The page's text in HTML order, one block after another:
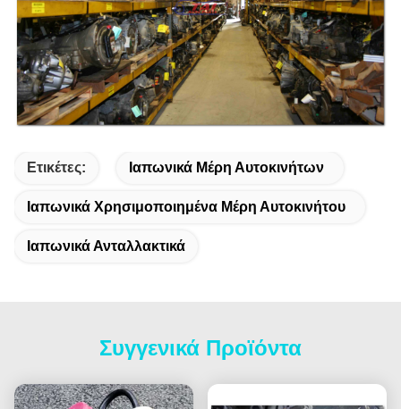
Ετικέτες: Ιαπωνικά Μέρη Αυτοκινήτων
Ιαπωνικά Χρησιμοποιημένα Μέρη Αυτοκινήτου
Ιαπωνικά Ανταλλακτικά
Συγγενικά Προϊόντα